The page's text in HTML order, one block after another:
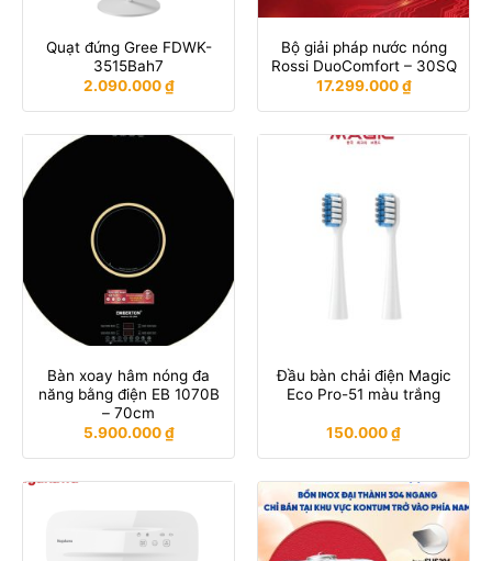
Quạt đứng Gree FDWK-
3515Bah7
2.090.000₫
Bộ giải pháp nước nóng
Rossi DuoComfort – 30SQ
17.299.000₫
Bàn xoay hâm nóng đa
năng bằng điện EB 1070B
– 70cm
5.900.000₫
Đầu bàn chải điện Magic
Eco Pro-51 màu trắng
150.000₫